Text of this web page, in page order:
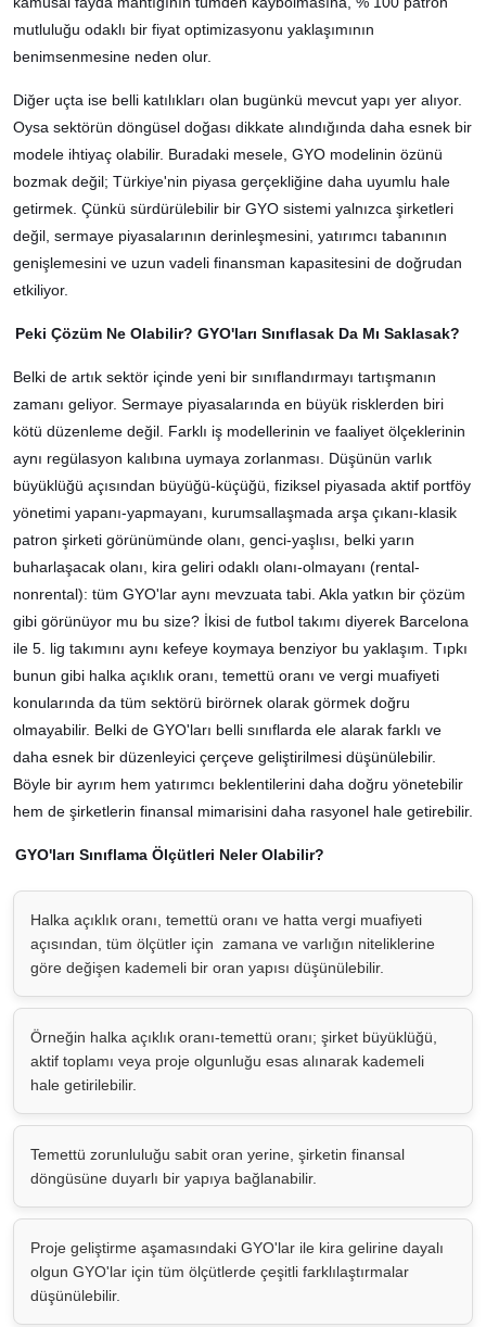
mutluluğu odaklı bir fiyat optimizasyonu yaklaşımının
benimsenmesine neden olur.
Diğer uçta ise belli katılıkları olan bugünkü mevcut yapı yer alıyor.
Oysa sektörün döngüsel doğası dikkate alındığında daha esnek bir
modele ihtiyaç olabilir. Buradaki mesele, GYO modelinin özünü
bozmak değil; Türkiye'nin piyasa gerçekliğine daha uyumlu hale
getirmek. Çünkü sürdürülebilir bir GYO sistemi yalnızca şirketleri
değil, sermaye piyasalarının derinleşmesini, yatırımcı tabanının
genişlemesini ve uzun vadeli finansman kapasitesini de doğrudan
etkiliyor.
Peki Çözüm Ne Olabilir? GYO'ları Sınıflasak Da Mı Saklasak?
Belki de artık sektör içinde yeni bir sınıflandırmayı tartışmanın
zamanı geliyor. Sermaye piyasalarında en büyük risklerden biri
kötü düzenleme değil. Farklı iş modellerinin ve faaliyet ölçeklerinin
aynı regülasyon kalıbına uymaya zorlanması. Düşünün varlık
büyüklüğü açısından büyüğü-küçüğü, fiziksel piyasada aktif portföy
yönetimi yapanı-yapmayanı, kurumsallaşmada arşa çıkanı-klasik
patron şirketi görünümünde olanı, genci-yaşlısı, belki yarın
buharlaşacak olanı, kira geliri odaklı olanı-olmayanı (rental-
nonrental): tüm GYO'lar aynı mevzuata tabi. Akla yatkın bir çözüm
gibi görünüyor mu bu size? İkisi de futbol takımı diyerek Barcelona
ile 5. lig takımını aynı kefeye koymaya benziyor bu yaklaşım. Tıpkı
bunun gibi halka açıklık oranı, temettü oranı ve vergi muafiyeti
konularında da tüm sektörü birörnek olarak görmek doğru
olmayabilir. Belki de GYO'ları belli sınıflarda ele alarak farklı ve
daha esnek bir düzenleyici çerçeve geliştirilmesi düşünülebilir.
Böyle bir ayrım hem yatırımcı beklentilerini daha doğru yönetebilir
hem de şirketlerin finansal mimarisini daha rasyonel hale getirebilir.
GYO'ları Sınıflama Ölçütleri Neler Olabilir?
Halka açıklık oranı, temettü oranı ve hatta vergi muafiyeti
açısından, tüm ölçütler için zamana ve varlığın niteliklerine
göre değişen kademeli bir oran yapısı düşünülebilir.
Örneğin halka açıklık oranı-temettü oranı; şirket büyüklüğü,
aktif toplamı veya proje olgunluğu esas alınarak kademeli
hale getirilebilir.
Temettü zorunluluğu sabit oran yerine, şirketin finansal
döngüsüne duyarlı bir yapıya bağlanabilir.
Proje geliştirme aşamasındaki GYO'lar ile kira gelirine dayalı
olgun GYO'lar için tüm ölçütlerde çeşitli farklılaştırmalar
düşünülebilir.